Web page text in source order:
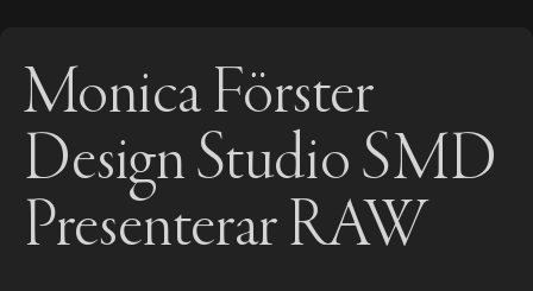
Monica Förster
Design Studio SMD
Presenterar RAW